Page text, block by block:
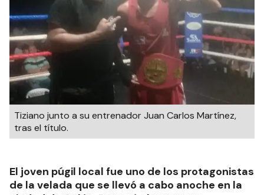
Tiziano junto a su entrenador Juan Carlos Martínez,
tras el título.
El joven púgil local fue uno de los protagonistas
de la velada que se llevó a cabo anoche en la